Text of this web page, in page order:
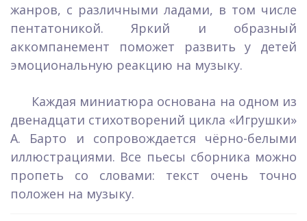
жан­ров, с различными ладами, в том числе
пентатоникой. Яркий и образный
аккомпане­мент поможет развить у детей
эмоциональную реакцию на музыку.
Каждая миниатюра основана на одном из
двенадцати стихотворений цикла «Игруш­ки»
А. Барто и сопровождается чёрно-белыми
иллюстрациями. Все пьесы сборника можно
пропеть со словами: текст очень точно
положен на музыку.